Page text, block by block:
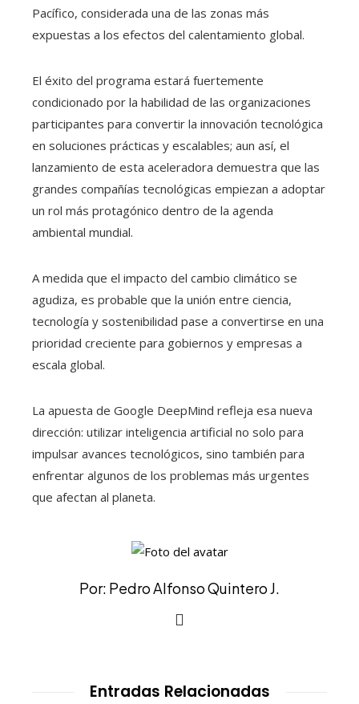
Pacífico, considerada una de las zonas más
expuestas a los efectos del calentamiento global.
El éxito del programa estará fuertemente
condicionado por la habilidad de las organizaciones
participantes para convertir la innovación tecnológica
en soluciones prácticas y escalables; aun así, el
lanzamiento de esta aceleradora demuestra que las
grandes compañías tecnológicas empiezan a adoptar
un rol más protagónico dentro de la agenda
ambiental mundial.
A medida que el impacto del cambio climático se
agudiza, es probable que la unión entre ciencia,
tecnología y sostenibilidad pase a convertirse en una
prioridad creciente para gobiernos y empresas a
escala global.
La apuesta de Google DeepMind refleja esa nueva
dirección: utilizar inteligencia artificial no solo para
impulsar avances tecnológicos, sino también para
enfrentar algunos de los problemas más urgentes
que afectan al planeta.
Por: Pedro Alfonso Quintero J.
Entradas Relacionadas